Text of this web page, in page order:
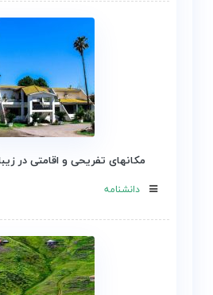
مکانهای تفریحی و اقامتی در
دانشنامه